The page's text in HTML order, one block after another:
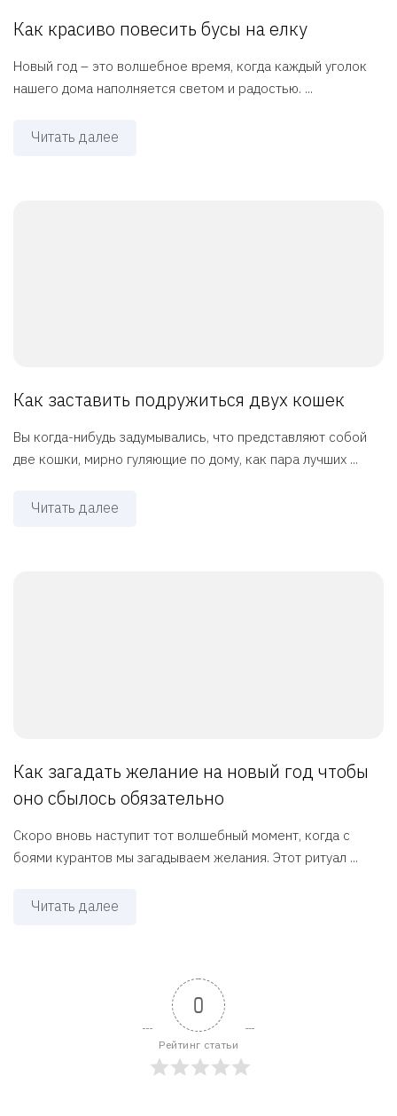
Как красиво повесить бусы на елку
Новый год – это волшебное время, когда каждый уголок
нашего дома наполняется светом и радостью. ...
Читать далее
Как заставить подружиться двух кошек
Вы когда-нибудь задумывались, что представляют собой
две кошки, мирно гуляющие по дому, как пара лучших ...
Читать далее
Как загадать желание на новый год чтобы
оно сбылось обязательно
Скоро вновь наступит тот волшебный момент, когда с
боями курантов мы загадываем желания. Этот ритуал ...
Читать далее
0
Рейтинг статьи